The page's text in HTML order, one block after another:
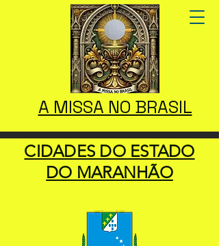
A MISSA NO BRASIL
CIDADES DO ESTADO
DO MARANHÃO